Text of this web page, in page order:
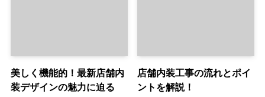
美しく機能的！最新店舗内
装デザインの魅力に迫る
店舗内装工事の流れとポイ
ントを解説！